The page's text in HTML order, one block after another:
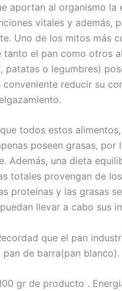
aportan al organismo
vitales y además,
Uno de los mitos más
tanto el pan como otros
patatas o legumbres)
reducir su
todos estos
poseen grasas,
Además, una dieta
totales provengan de
proteínas y las grasas
llevar a cabo sus
que el pan
pan de barra(pan blanco).
gr de producto .